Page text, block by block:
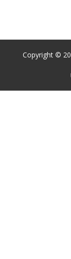
Copyright ©